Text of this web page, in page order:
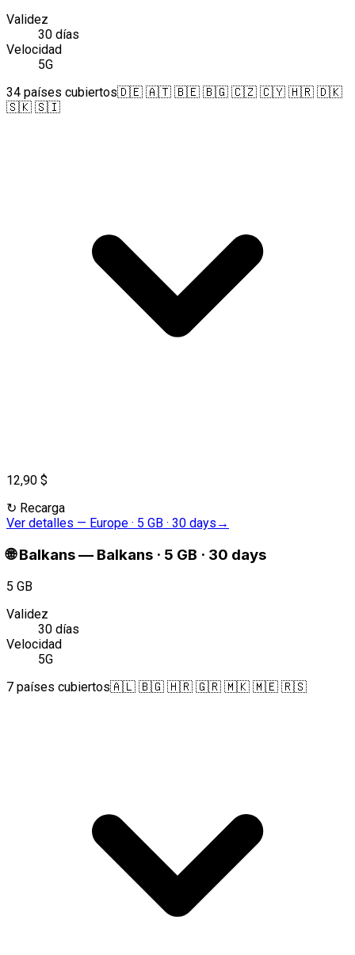
Validez
30 días
Velocidad
5G
34 países cubiertos🇩🇪 🇦🇹 🇧🇪 🇧🇬 🇨🇿 🇨🇾 🇭🇷 🇩🇰
🇸🇰 🇸🇮
12,90 $
↻ Recarga
Ver detalles — Europe · 5 GB · 30 days →
🌐 Balkans— Balkans · 5 GB · 30 days
5 GB
Validez
30 días
Velocidad
5G
7 países cubiertos🇦🇱 🇧🇬 🇭🇷 🇬🇷 🇲🇰 🇲🇪 🇷🇸